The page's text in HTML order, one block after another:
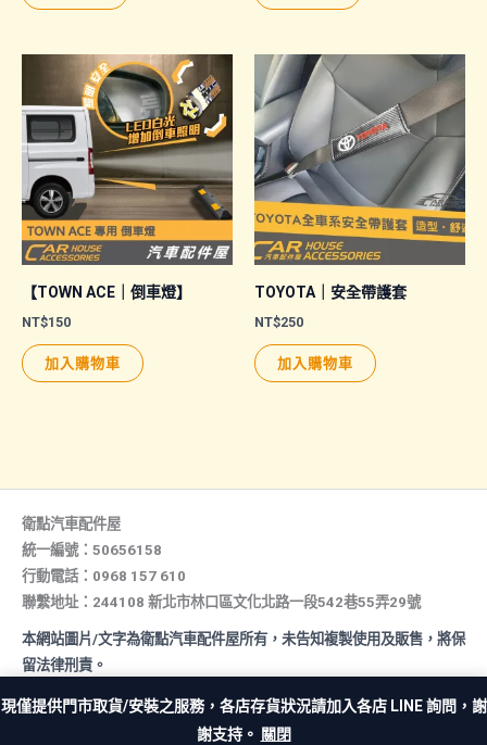
現僅提供門市取貨/安裝之服務，各店存貨狀況請加入各店 LINE 詢問，謝
謝支持。 關閉
NT$350
有
多
種
款
式。
可
在
品
面
選
【TOWN ACE｜倒車燈】
NT$150
加入購物車
TOYOTA｜安全帶護套
NT$250
加入購物車
衛點汽車配件屋
統一編號：50656158
行動電話：0968 157 610
聯繫地址：244108 新北市林口區文化北路一段542巷55弄29號
本網站圖片/文字為衛點汽車配件屋所有，未告知複製使用及販售，將保
留法律刑責。
車配件屋.